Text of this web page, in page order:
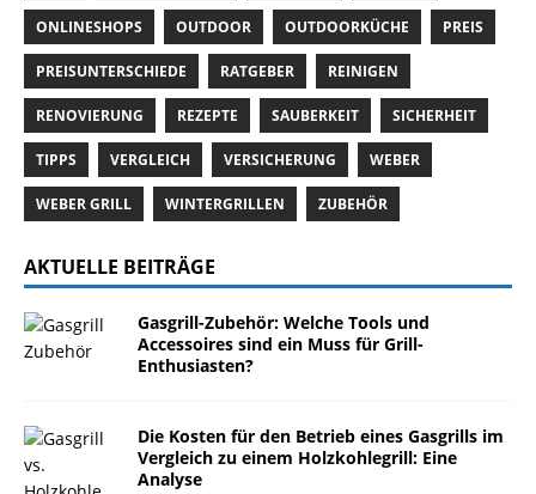
ONLINESHOPS OUTDOOR OUTDOORKÜCHE PREIS
PREISUNTERSCHIEDE RATGEBER REINIGEN
RENOVIERUNG REZEPTE SAUBERKEIT SICHERHEIT
TIPPS VERGLEICH VERSICHERUNG WEBER
WEBER GRILL WINTERGRILLEN ZUBEHÖR
AKTUELLE BEITRÄGE
Gasgrill-Zubehör: Welche Tools und
Accessoires sind ein Muss für Grill-
Enthusiasten?
Die Kosten für den Betrieb eines Gasgrills im
Vergleich zu einem Holzkohlegrill: Eine
Analyse